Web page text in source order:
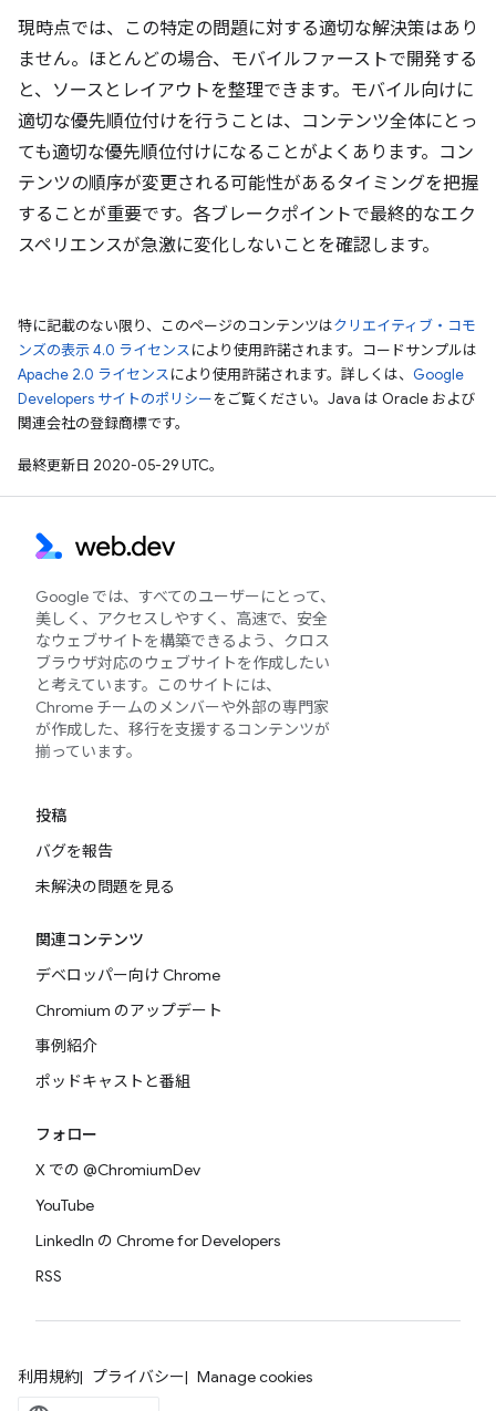
現時点では、この特定の問題に対する適切な解決策はあり
ません。ほとんどの場合、モバイルファーストで開発する
と、ソースとレイアウトを整理できます。モバイル向けに
適切な優先順位付けを行うことは、コンテンツ全体にとっ
ても適切な優先順位付けになることがよくあります。コン
テンツの順序が変更される可能性があるタイミングを把握
することが重要です。各ブレークポイントで最終的なエク
スペリエンスが急激に変化しないことを確認します。
特に記載のない限り、このページのコンテンツはクリエイティブ・コモ
ンズの表示 4.0 ライセンスにより使用許諾されます。コードサンプルは
Apache 2.0 ライセンスにより使用許諾されます。詳しくは、 Google
Developers サイトのポリシーをご覧ください。Java は Oracle および
関連会社の登録商標です。
最終更新日 2020-05-29 UTC。
Google では、すべてのユーザーにとって、
美しく、アクセスしやすく、高速で、安全
なウェブサイトを構築できるよう、クロス
ブラウザ対応のウェブサイトを作成したい
と考えています。このサイトには、
Chrome チームのメンバーや外部の専門家
が作成した、移行を支援するコンテンツが
揃っています。
投稿
バグを報告
未解決の問題を見る
関連コンテンツ
デベロッパー向け Chrome
Chromium のアップデート
事例紹介
ポッドキャストと番組
フォロー
X での @ChromiumDev
YouTube
LinkedIn の Chrome for Developers
RSS
利用規約 プライバシー Manage cookies